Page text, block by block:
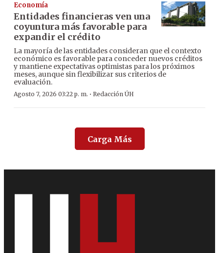
Economía
Entidades financieras ven una
coyuntura más favorable para
expandir el crédito
La mayoría de las entidades consideran que el contexto
económico es favorable para conceder nuevos créditos
y mantiene expectativas optimistas para los próximos
meses, aunque sin flexibilizar sus criterios de
evaluación.
Agosto 7, 2026 03:22 p. m. · Redacción ÚH
Carga Más